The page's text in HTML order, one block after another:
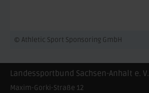
© Athletic Sport Sponsoring GmbH
Landessportbund Sachsen-Anhalt e. V.
Maxim-Gorki-Straße 12